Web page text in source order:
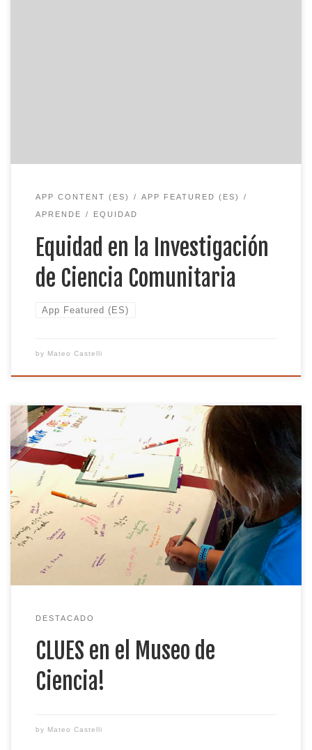
APP CONTENT (ES) APP FEATURED (ES)
APRENDE EQUIDAD
Equidad en la Investigación
de Ciencia Comunitaria
App Featured (ES)
by Mateo Castelli
CLUES a estado trabajando duro para informar a su
comunidad de la contaminación acústica! Tanya y
los Colaboradores Comunitarios de Ciencia en esta
organización crearon actividades para el Día de
Jóvenes en la Ciencia en el Museo de Ciencia.
Usando actividades interactivas el equipo de
CLUES educaron y involucraron a […]
DESTACADO
CLUES en el Museo de
Ciencia!
by Mateo Castelli